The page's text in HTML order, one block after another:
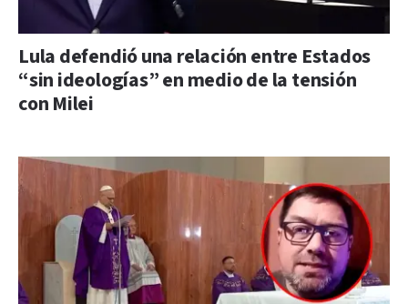
Lula defendió una relación entre Estados
“sin ideologías” en medio de la tensión
con Milei